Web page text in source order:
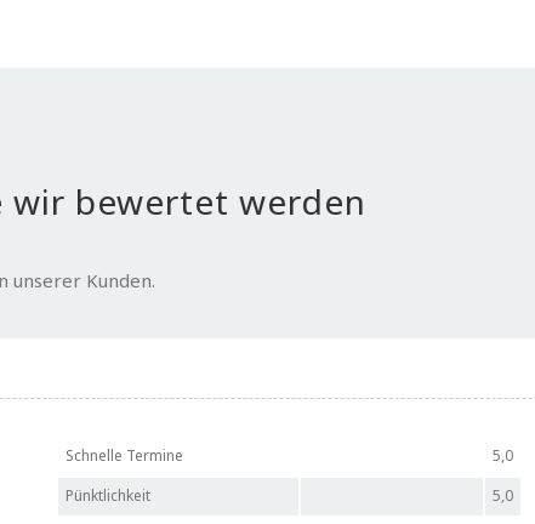
wir bewertet werden
unserer Kunden.
Schnelle Termine
5,0
Pünktlichkeit
5,0